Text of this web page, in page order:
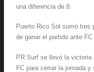
una diferencia de 8.
Puerto Rico Sol sumó tres
de ganar el partido ante
PR Surf se llevó la victoria
FC para cerrar la jornada